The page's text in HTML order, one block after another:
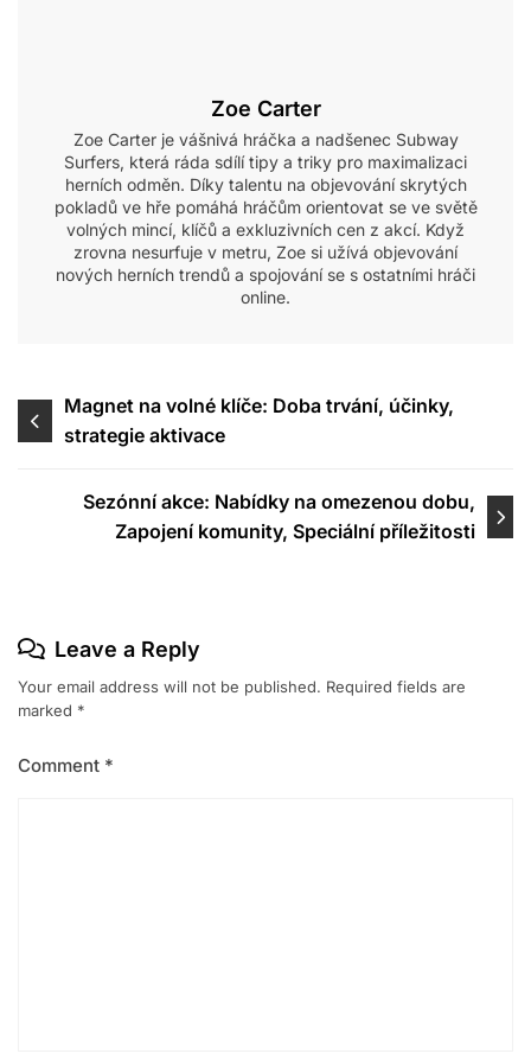
Zoe Carter
Zoe Carter je vášnivá hráčka a nadšenec Subway
Surfers, která ráda sdílí tipy a triky pro maximalizaci
herních odměn. Díky talentu na objevování skrytých
pokladů ve hře pomáhá hráčům orientovat se ve světě
volných mincí, klíčů a exkluzivních cen z akcí. Když
zrovna nesurfuje v metru, Zoe si užívá objevování
nových herních trendů a spojování se s ostatními hráči
online.
Post
navigation
Magnet na volné klíče: Doba trvání, účinky,
strategie aktivace
Sezónní akce: Nabídky na omezenou dobu,
Zapojení komunity, Speciální příležitosti
Leave a Reply
Your email address will not be published. Required fields are
marked *
Comment *